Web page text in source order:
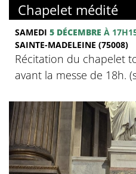
Chapelet médité
SAMEDI 5 DÉCEMBRE À
SAINTE-MADELEINE (75008)
Récitation du chapelet
avant la messe de 18h.